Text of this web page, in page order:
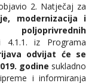
2. Natječaj za
modernizacija i
4.1.1. iz Programa
odvijat će se
godine sukladno
i informiranja